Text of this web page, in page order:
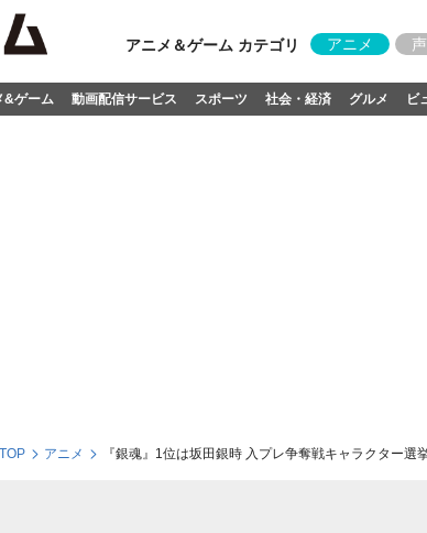
アニメ＆ゲーム カテゴリ アニメ
&ゲーム 動画配信サービス スポーツ 社会・経済 グルメ ビ
アニメ 『銀魂』1位は坂田銀時 入プレ争奪戦キャラクター